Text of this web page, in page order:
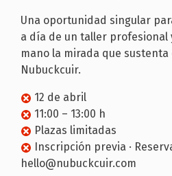
Una oportunidad singular
a día de un taller profesional
mano la mirada que
Nubuckcuir.
12 de abril
11:00 – 13:00 h
Plazas limitadas
Inscripción previa ·
hello@nubuckcuir.com